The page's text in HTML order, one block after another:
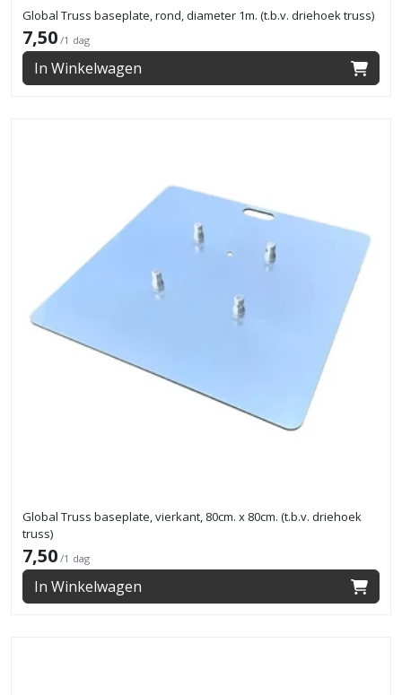
Global Truss baseplate, rond, diameter 1m. (t.b.v. driehoek truss)
7,50 /1 dag
In Winkelwagen
Global Truss baseplate, vierkant, 80cm. x 80cm. (t.b.v. driehoek
truss)
7,50 /1 dag
In Winkelwagen